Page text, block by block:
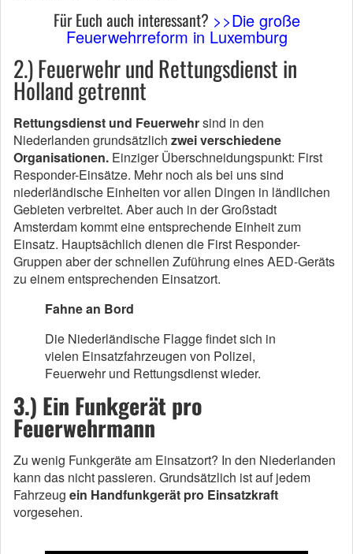
Für Euch auch interessant? >>Die große
Feuerwehrreform in Luxemburg
2.) Feuerwehr und Rettungsdienst in
Holland getrennt
Rettungsdienst und Feuerwehrsind in den
Niederlanden grundsätzlich zwei verschiedene
Organisationen. Einziger Überschneidungspunkt: First
Responder-Einsätze. Mehr noch als bei uns sind
niederländische Einheiten vor allen Dingen in ländlichen
Gebieten verbreitet. Aber auch in der Großstadt
Amsterdam kommt eine entsprechende Einheit zum
Einsatz. Hauptsächlich dienen die First Responder-
Gruppen aber der schnellen Zuführung eines AED-Geräts
zu einem entsprechenden Einsatzort.
Fahne an Bord
Die Niederländische Flagge findet sich in
vielen Einsatzfahrzeugen von Polizei,
Feuerwehr und Rettungsdienst wieder.
3.) Ein Funkgerät pro
Feuerwehrmann
Zu wenig Funkgeräte am Einsatzort? In den Niederlanden
kann das nicht passieren. Grundsätzlich ist auf jedem
Fahrzeug ein Handfunkgerät pro Einsatzkraft
vorgesehen.